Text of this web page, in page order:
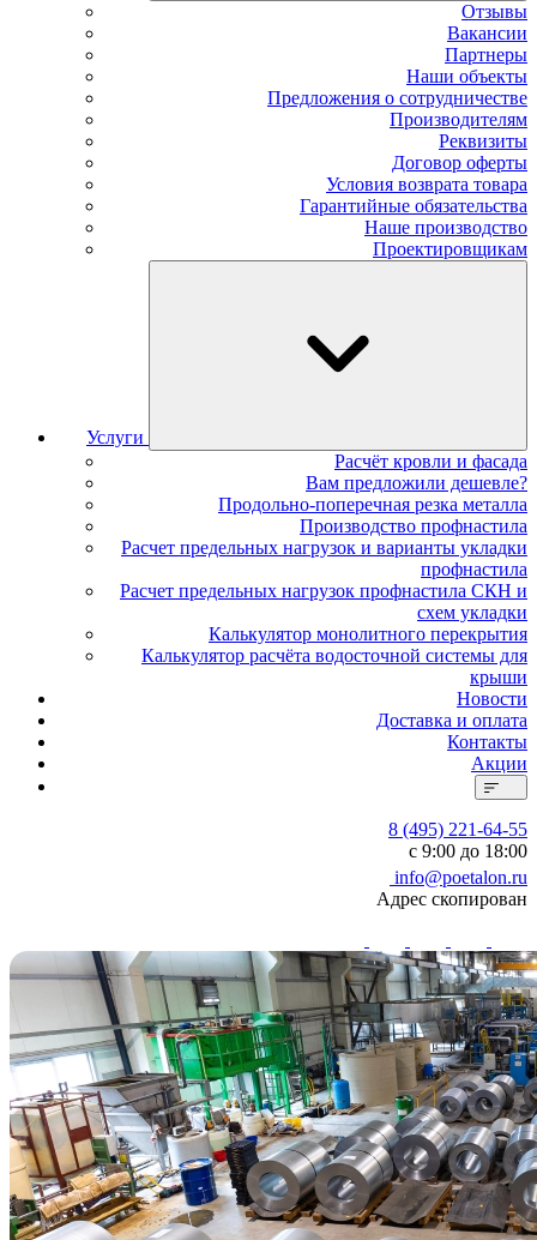
Отзывы
Вакансии
Партнеры
Наши объекты
Предложения о сотрудничестве
Производителям
Реквизиты
Договор оферты
Условия возврата товара
Гарантийные обязательства
Наше производство
Проектировщикам
Услуги
Расчёт кровли и фасада
Вам предложили дешевле?
Продольно-поперечная резка металла
Производство профнастила
Расчет предельных нагрузок и варианты укладки
профнастила
Расчет предельных нагрузок профнастила СКН и
схем укладки
Калькулятор монолитного перекрытия
Калькулятор расчёта водосточной системы для
крыши
Новости
Доставка и оплата
Контакты
Акции
8 (495) 221-64-55
с 9:00 до 18:00
info@poetalon.ru
Адрес скопирован